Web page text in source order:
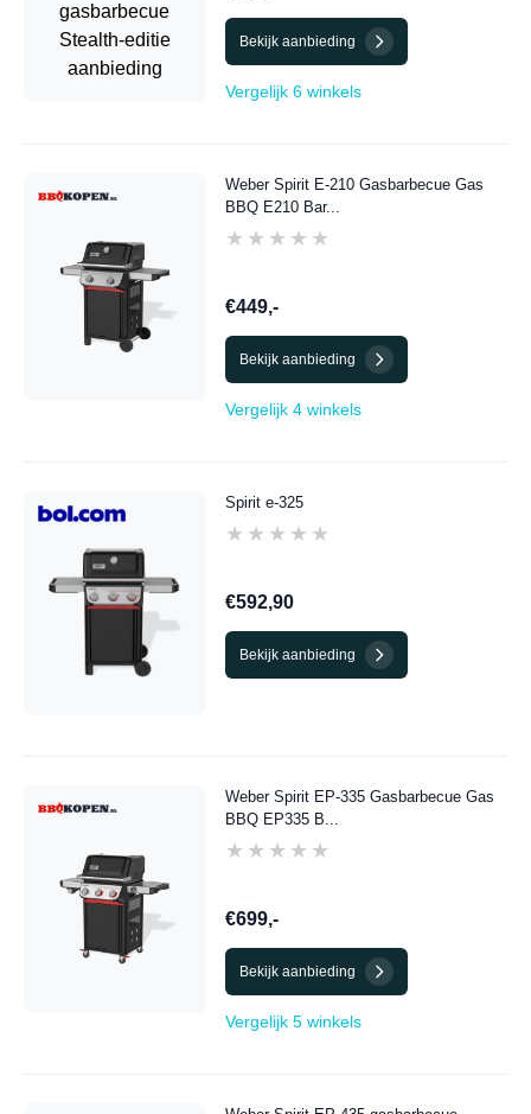
Bekijk aanbieding
Vergelijk 6 winkels
Weber Spirit E-210 Gasbarbecue Gas
BBQ E210 Bar...
★★★★★
★★★★★
€449,-
Bekijk aanbieding
Vergelijk 4 winkels
Spirit e-325
★★★★★
★★★★★
€592,90
Bekijk aanbieding
Weber Spirit EP-335 Gasbarbecue Gas
BBQ EP335 B...
★★★★★
★★★★★
€699,-
Bekijk aanbieding
Vergelijk 5 winkels